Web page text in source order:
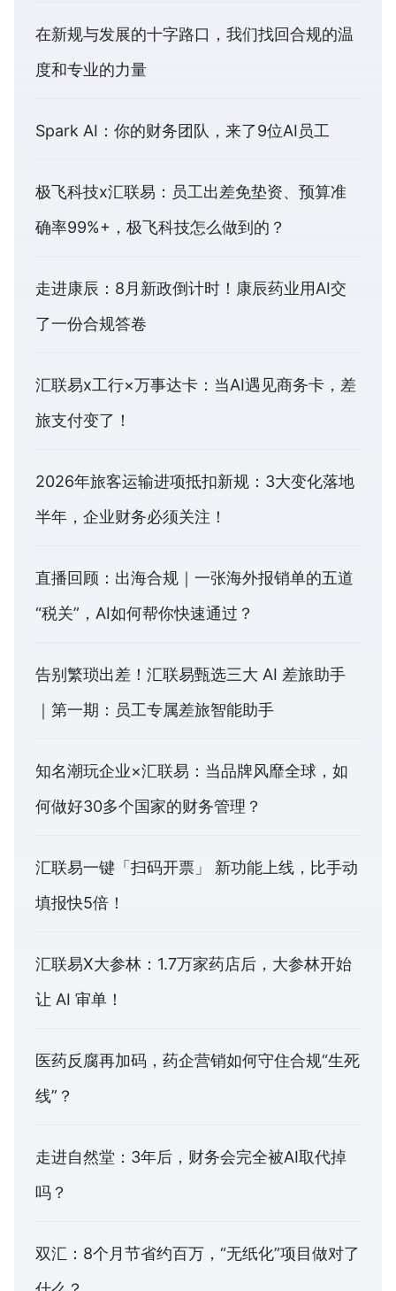
在新规与发展的十字路口，我们找回合规的温
度和专业的力量
Spark AI：你的财务团队，来了9位AI员工
极飞科技x汇联易：员工出差免垫资、预算准
确率99%+，极飞科技怎么做到的？
走进康辰：8月新政倒计时！康辰药业用AI交
了一份合规答卷
汇联易x工行×万事达卡：当AI遇见商务卡，差
旅支付变了！
2026年旅客运输进项抵扣新规：3大变化落地
半年，企业财务必须关注！
直播回顾：出海合规｜一张海外报销单的五道
“税关”，AI如何帮你快速通过？
告别繁琐出差！汇联易甄选三大 AI 差旅助手
｜第一期：员工专属差旅智能助手
知名潮玩企业×汇联易：当品牌风靡全球，如
何做好30多个国家的财务管理？
汇联易一键「扫码开票」 新功能上线，比手动
填报快5倍！
汇联易X大参林：1.7万家药店后，大参林开始
让 AI 审单！
医药反腐再加码，药企营销如何守住合规“生死
线”？
走进自然堂：3年后，财务会完全被AI取代掉
吗？
双汇：8个月节省约百万，“无纸化”项目做对了